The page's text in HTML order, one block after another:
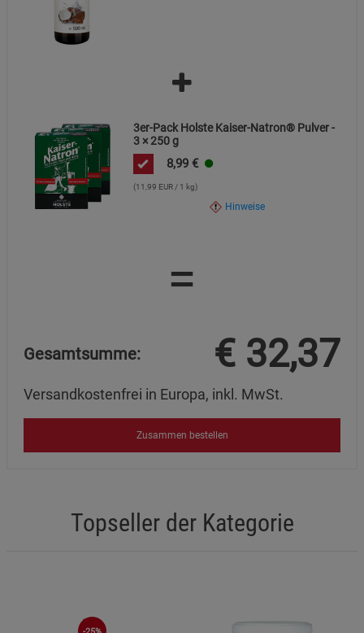
3er-Pack Holste Kaiser-Natron® Pulver -
3 × 250 g
8,99 €
(11,99 EUR / 1 kg)
Hinweise
=
Gesamtsumme: € 32,37
Versandkostenfrei in Europa, inkl. MwSt.
Zusammen bestellen
Topseller der Kategorie